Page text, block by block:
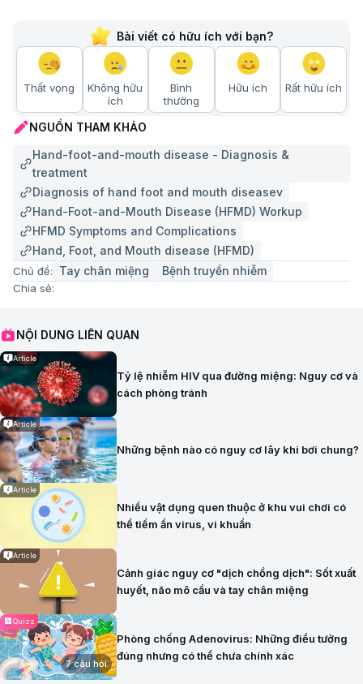
Bài viết có hữu ích với bạn?
Thất vọng
Không hữu
ích
Bình
thường
Hữu ích Rất hữu ích
NGUỒN THAM KHẢO
Hand-foot-and-mouth disease - Diagnosis &
treatment
Diagnosis of hand foot and mouth diseasev
Hand-Foot-and-Mouth Disease (HFMD) Workup
HFMD Symptoms and Complications
Hand, Foot, and Mouth disease (HFMD)
Chủ đề: Tay chân miệng Bệnh truyền nhiễm
Chia sẻ:
NỘI DUNG LIÊN QUAN
Article
Tỷ lệ nhiễm HIV qua đường miệng: Nguy cơ và
cách phòng tránh
Article
Những bệnh nào có nguy cơ lây khi bơi chung?
Article
Nhiều vật dụng quen thuộc ở khu vui chơi có
thể tiềm ẩn virus, vi khuẩn
Article
Cảnh giác nguy cơ "dịch chồng dịch": Sốt xuất
huyết, não mô cầu và tay chân miệng
Quizz
7 câu hỏi
Phòng chống Adenovirus: Những điều tưởng
đúng nhưng có thể chưa chính xác